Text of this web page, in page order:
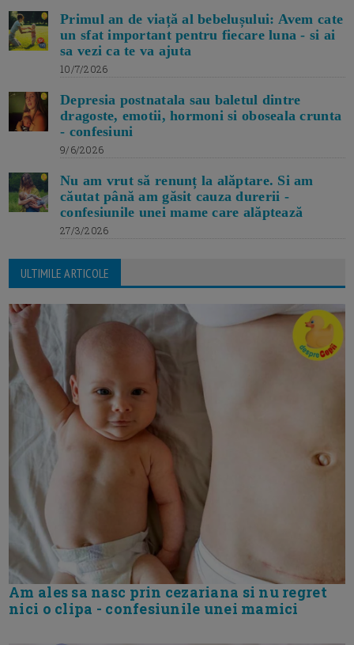
Primul an de viață al bebelușului: Avem cate
un sfat important pentru fiecare luna - si ai
sa vezi ca te va ajuta
10/7/2026
Depresia postnatala sau baletul dintre
dragoste, emotii, hormoni si oboseala crunta
- confesiuni
9/6/2026
Nu am vrut să renunț la alăptare. Si am
căutat până am găsit cauza durerii -
confesiunile unei mame care alăptează
27/3/2026
ULTIMILE ARTICOLE
Am ales sa nasc prin cezariana si nu regret
nici o clipa - confesiunile unei mamici